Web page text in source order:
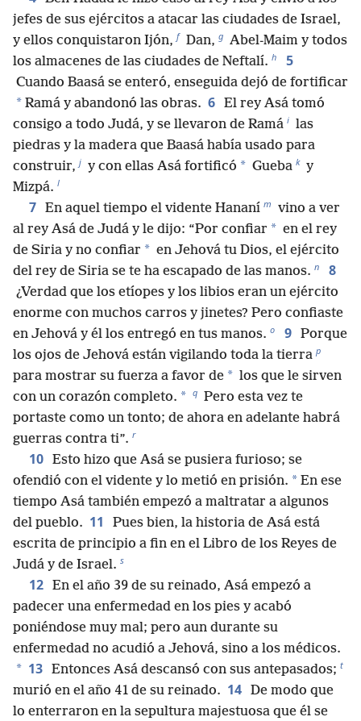
jefes de sus ejércitos a atacar las ciudades de Israel,
y ellos conquistaron Ijón, f Dan, g Abel-Maim y todos
los almacenes de las ciudades de Neftalí. h 5
Cuando Baasá se enteró, enseguida dejó de fortificar
* Ramá y abandonó las obras. 6 El rey Asá tomó
consigo a todo Judá, y se llevaron de Ramá i las
piedras y la madera que Baasá había usado para
construir, j y con ellas Asá fortificó * Gueba k y
Mizpá. l
7 En aquel tiempo el vidente Hananí m vino a ver
al rey Asá de Judá y le dijo: “Por confiar * en el rey
de Siria y no confiar * en Jehová tu Dios, el ejército
del rey de Siria se te ha escapado de las manos. n 8
¿Verdad que los etíopes y los libios eran un ejército
enorme con muchos carros y jinetes? Pero confiaste
en Jehová y él los entregó en tus manos. o 9 Porque
los ojos de Jehová están vigilando toda la tierra p
para mostrar su fuerza a favor de * los que le sirven
con un corazón completo. * q Pero esta vez te
portaste como un tonto; de ahora en adelante habrá
guerras contra ti”. r
10 Esto hizo que Asá se pusiera furioso; se
ofendió con el vidente y lo metió en prisión. * En ese
tiempo Asá también empezó a maltratar a algunos
del pueblo. 11
Pues bien, la historia de Asá está
escrita de principio a fin en el Libro de los Reyes de
Judá y de Israel. s
12 En el año 39 de su reinado, Asá empezó a
padecer una enfermedad en los pies y acabó
poniéndose muy mal; pero aun durante su
enfermedad no acudió a Jehová, sino a los médicos.
* 13 Entonces Asá descansó con sus antepasados; t
murió en el año 41 de su reinado. 14 De modo que
lo enterraron en la sepultura majestuosa que él se